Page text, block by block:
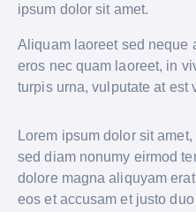
ipsum dolor sit amet.
Aliquam laoreet sed neque
eros nec quam laoreet, in
turpis urna, vulputate at est
Lorem ipsum dolor sit
sed diam nonumy eirmod
dolore magna aliquyam
eos et accusam et justo